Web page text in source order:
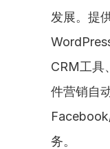
发展。提
CRM工具
件营销自
务。